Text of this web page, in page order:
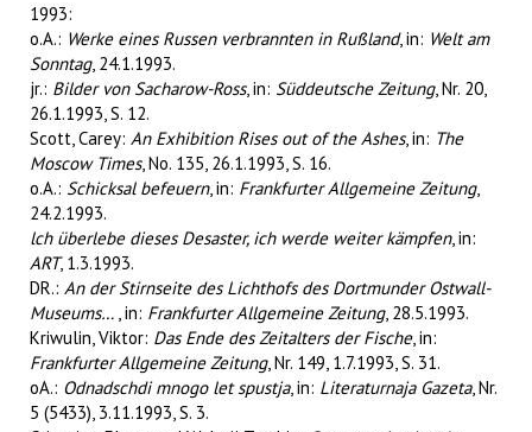
1993:
o.A.: Werke eines Russen verbrannten in Rußland, in: Welt am
Sonntag, 24.1.1993.
jr.: Bilder von Sacharow-Ross, in: Süddeutsche Zeitung, Nr. 20,
26.1.1993, S. 12.
Scott, Carey: An Exhibition Rises out of the Ashes, in: The
Moscow Times, No. 135, 26.1.1993, S. 16.
o.A.: Schicksal befeuern, in: Frankfurter Allgemeine Zeitung,
24.2.1993.
lch überlebe dieses Desaster, ich werde weiter kämpfen, in:
ART, 1.3.1993.
DR.: An der Stirnseite des Lichthofs des Dortmunder Ostwall-
Museums… , in: Frankfurter Allgemeine Zeitung, 28.5.1993.
Kriwulin, Viktor: Das Ende des Zeitalters der Fische, in:
Frankfurter Allgemeine Zeitung, Nr. 149, 1.7.1993, S. 31.
oA.: Odnadschdi mnogo let spustja, in: Literaturnaja Gazeta, Nr.
5 (5433), 3.11.1993, S. 3.